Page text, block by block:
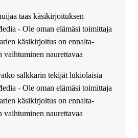
You’ve
taas käsikirjoituksen
- Ole oman elämäsi toimittaja
käsikirjoitus on ennalta-
vaihtuminen naurettavaa
salkkarin tekijät lukiolaisia
- Ole oman elämäsi toimittaja
käsikirjoitus on ennalta-
vaihtuminen naurettavaa